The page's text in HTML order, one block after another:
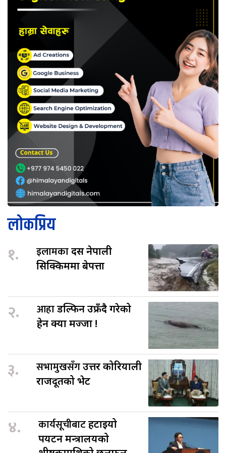
लोकप्रिय
१. इलामकादस नेपाली
सिक्किममा बेपत्ता
२. आहाडल्फिन उफ्रँदै गरेको
हेर्न क्या मज्जा !
३. सभामुखसँगउत्तर कोरियाली
राजदूतको भेट
४. कार्यसूचीबाटहटाइयो
पर्यटन मन्त्रालयको